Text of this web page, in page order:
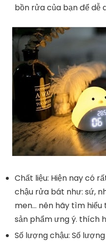
bồn rửa của bạn để dễ
Chất liệu: Hiện nay có
chậu rửa bát như: sứ,
men… nên hãy tìm
sản phẩm ưng ý. thích
Số lượng chậu: Số